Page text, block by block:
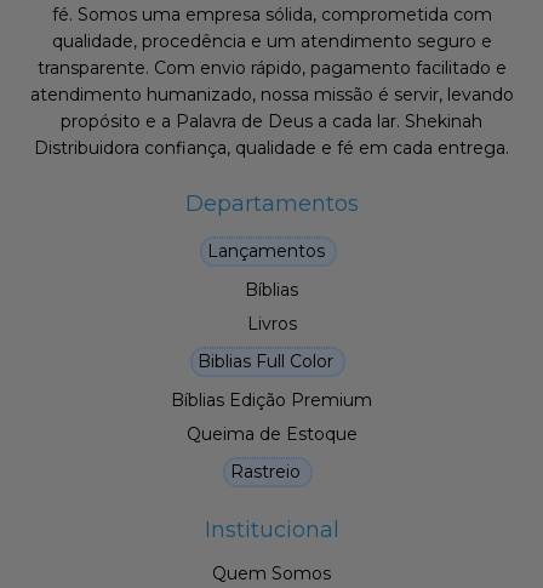
fé. Somos uma empresa sólida, comprometida com
qualidade, procedência e um atendimento seguro e
transparente. Com envio rápido, pagamento facilitado e
atendimento humanizado, nossa missão é servir, levando
propósito e a Palavra de Deus a cada lar. Shekinah
Distribuidora confiança, qualidade e fé em cada entrega.
Departamentos
Lançamentos
Bíblias
Livros
Biblias Full Color
Bíblias Edição Premium
Queima de Estoque
Rastreio
Institucional
Quem Somos